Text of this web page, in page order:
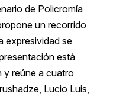
de Policromía
un recorrido
expresividad se
está
y reúne a cuatro
Lucio Luis,